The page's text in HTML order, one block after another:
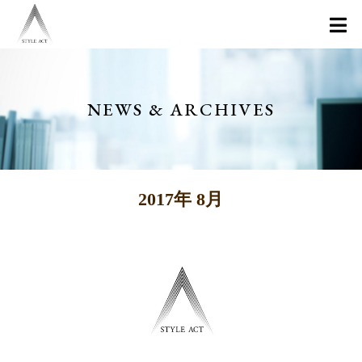
NEWS & ARCHIVES
2017年 8月